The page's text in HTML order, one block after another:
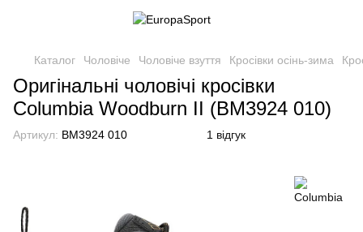
Каталог Чоловіче Чоловіче взуття Кросівки осінь-зима
Оригінальні чоловічі кросівки
Columbia Woodburn II (BM3924 010)
Артикул: BM3924 010 1 відгук